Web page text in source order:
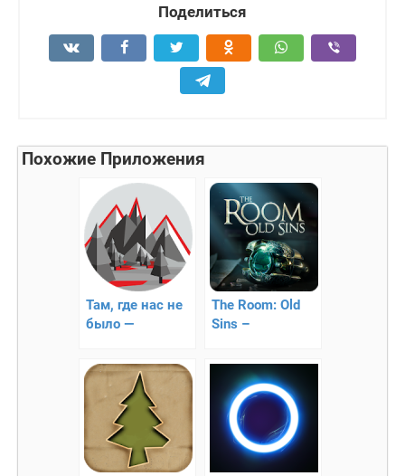
Поделиться
Похожие Приложения
Там, где нас не
было —
квест
The Room: Old
Sins –